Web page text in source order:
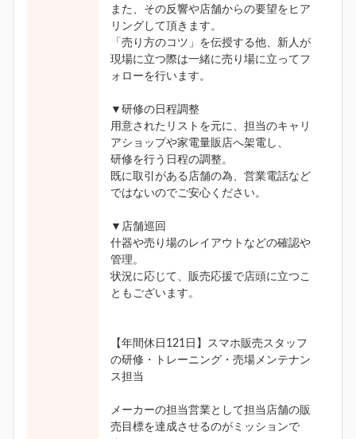
また、その反響や店舗からの要望をヒア
リングして頂きます。
「売り方のコツ」を伝授する他、新人が
現場に立つ際は一緒に売り場に立ってフ
ォローを行います。
▼研修の日程調整
用意されたリストを元に、担当のキャリ
アショップや家電量販店へ架電し、
研修を行う日程の調整。
既に取引がある店舗の為、営業電話など
ではないのでご安心ください。
▼店舗巡回
什器や売り場のレイアウトなどの確認や
管理。
状況に応じて、販売応援で店頭に立つこ
ともございます。
【年間休日121日】スマホ販売スタッフ
の研修・トレーニング・売場メンテナン
ス担当
メーカーの担当営業として担当店舗の販
売目標を達成させるのがミッションで